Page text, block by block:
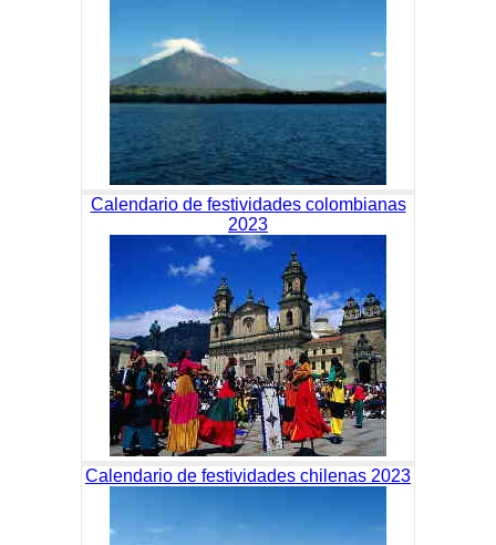
Calendario de festividades colombianas
2023
Calendario de festividades chilenas 2023